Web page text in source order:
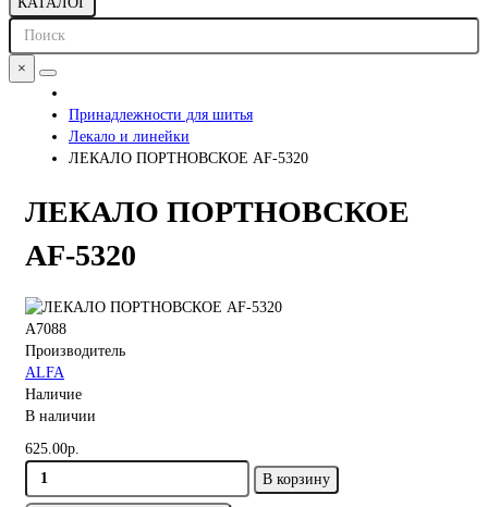
×
Принадлежности для шитья
Лекало и линейки
ЛЕКАЛО ПОРТНОВСКОЕ AF-5320
ЛЕКАЛО ПОРТНОВСКОЕ
AF-5320
A7088
Производитель
ALFA
Наличие
В наличии
625.00р.
В корзину